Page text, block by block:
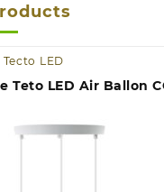
LED
Teto LED Air Ballon